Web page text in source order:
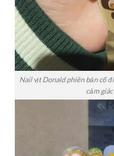
Nail vịt Donald phiên bản cổ
cảm